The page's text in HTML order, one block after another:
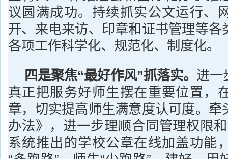
议圆满成功。持续抓实公文运行、
开、来电来访、印章和证书管理等各
各项工作科学化、规范化、制度化。
四是聚焦“最好作风”抓落实。 进一
真正把服务好师生摆在重要位置，
章，切实提高师生满意度认可度。牵
办法》，进一步理顺合同管理权限
系统推出的学校公章在线加盖功能